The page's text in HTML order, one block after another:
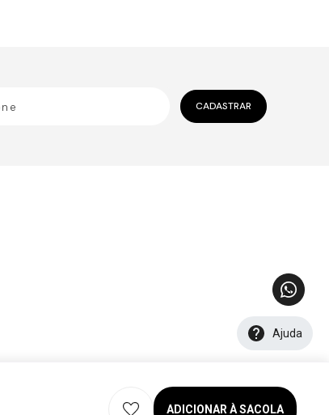
Ajuda
ADICIONAR À SACOLA
CADASTRAR